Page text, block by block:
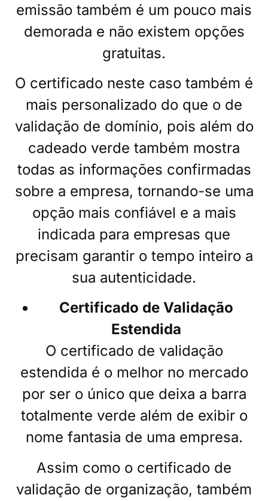
emissão também é um pouco mais
demorada e não existem opções
gratuitas.
O certificado neste caso também é
mais personalizado do que o de
validação de domínio, pois além do
cadeado verde também mostra
todas as informações confirmadas
sobre a empresa, tornando-se uma
opção mais confiável e a mais
indicada para empresas que
precisam garantir o tempo inteiro a
sua autenticidade.
Certificado de Validação
Estendida
O certificado de validação
estendida é o melhor no mercado
por ser o único que deixa a barra
totalmente verde além de exibir o
nome fantasia de uma empresa.
Assim como o certificado de
validação de organização, também